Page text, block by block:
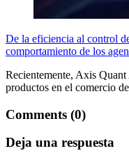
De la eficiencia al control
comportamiento de los
Recientemente, Axis
productos en el comercio
Comments (0)
Deja una respuesta